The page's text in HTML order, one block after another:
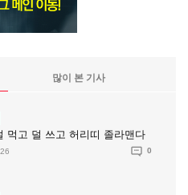
많이 본 기사
먹고 덜 쓰고 허리띠 졸라맨다
0